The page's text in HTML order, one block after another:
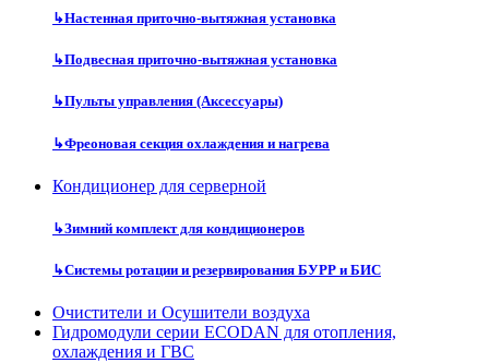
↳Настенная приточно-вытяжная установка
↳Подвесная приточно-вытяжная установка
↳Пульты управления (Аксессуары)
↳Фреоновая секция охлаждения и нагрева
Кондиционер для серверной
↳Зимний комплект для кондиционеров
↳Системы ротации и резервирования БУРР и БИС
Очистители и Осушители воздуха
Гидромодули серии ECODAN для отопления,
охлаждения и ГВС